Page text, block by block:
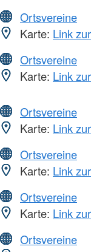
Ortsvereine
Karte: Link
Ortsvereine
Karte: Link
Ortsvereine
Karte: Link
Ortsvereine
Karte: Link
Ortsvereine
Karte: Link
Ortsvereine